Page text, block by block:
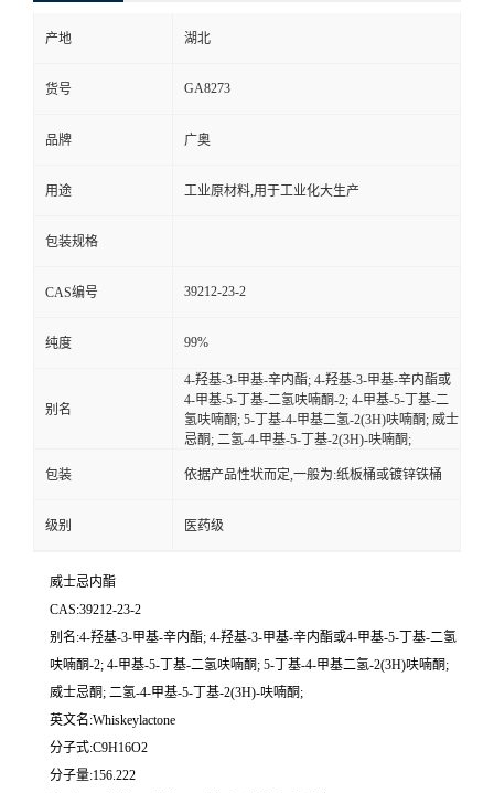
产地 湖北
货号 GA8273
品牌 广奥
用途 工业原材料,用于工业化大生产
包装规格
CAS编号 39212-23-2
纯度 99%
别名
4-羟基-3-甲基-辛内酯; 4-羟基-3-甲基-辛内酯或
4-甲基-5-丁基-二氢呋喃酮-2; 4-甲基-5-丁基-二
氢呋喃酮; 5-丁基-4-甲基二氢-2(3H)呋喃酮; 威士
忌酮; 二氢-4-甲基-5-丁基-2(3H)-呋喃酮;
包装 依据产品性状而定,一般为:纸板桶或镀锌铁桶
级别 医药级
威士忌内酯
CAS:39212-23-2
别名:4-羟基-3-甲基-辛内酯; 4-羟基-3-甲基-辛内酯或4-甲基-5-丁基-二氢
呋喃酮-2; 4-甲基-5-丁基-二氢呋喃酮; 5-丁基-4-甲基二氢-2(3H)呋喃酮;
威士忌酮; 二氢-4-甲基-5-丁基-2(3H)-呋喃酮;
英文名:Whiskeylactone
分子式:C9H16O2
分子量:156.222